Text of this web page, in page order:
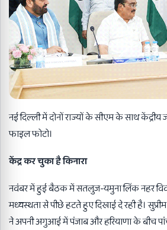
नई दिल्ली में दोनों राज्यों के सीएम के साथ केंद्रीय
फाइल फोटो।
केंद्र कर चुका है किनारा
नवंबर में हुई बैठक में सतलुज-यमुना लिंक नहर
मध्यस्थता से पीछे हटते हुए दिखाई दे रही है।
ने अपनी अगुआई में पंजाब और हरियाणा के बीच